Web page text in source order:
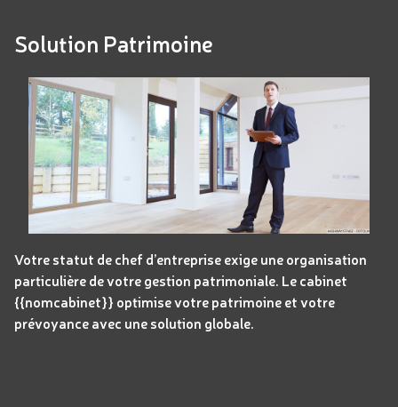
Solution Patrimoine
Votre statut de chef d’entreprise exige une organisation
particulière de votre gestion patrimoniale. Le cabinet
{{nomcabinet}} optimise votre patrimoine et votre
prévoyance avec une solution globale.